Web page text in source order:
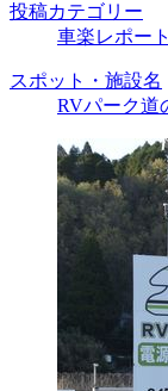
投稿カテゴリー
車楽レポート
スポット・施設名
RVパーク道